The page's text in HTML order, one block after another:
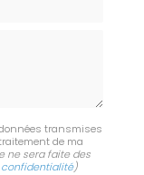
transmises
de ma
ne sera faite des
)